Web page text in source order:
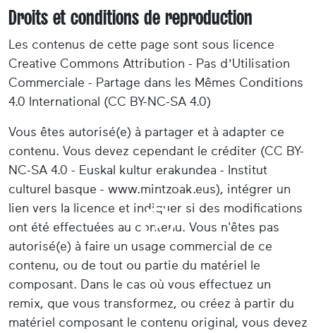
Droits et conditions de reproduction
Les contenus de cette page sont sous licence
Creative Commons Attribution - Pas d’Utilisation
Commerciale - Partage dans les Mêmes Conditions
4.0 International (CC BY-NC-SA 4.0)
Vous êtes autorisé(e) à partager et à adapter ce
contenu. Vous devez cependant le créditer (CC BY-
NC-SA 4.0 - Euskal kultur erakundea - Institut
culturel basque - www.mintzoak.eus), intégrer un
lien vers la licence et indiquer si des modifications
ont été effectuées au contenu. Vous n'êtes pas
autorisé(e) à faire un usage commercial de ce
contenu, ou de tout ou partie du matériel le
composant. Dans le cas où vous effectuez un
remix, que vous transformez, ou créez à partir du
matériel composant le contenu original, vous devez